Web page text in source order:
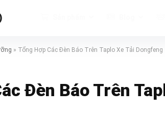
» Tổng Hợp Các Đèn Báo Trên Taplo Xe Tải Dongfeng
Đèn Báo Trên